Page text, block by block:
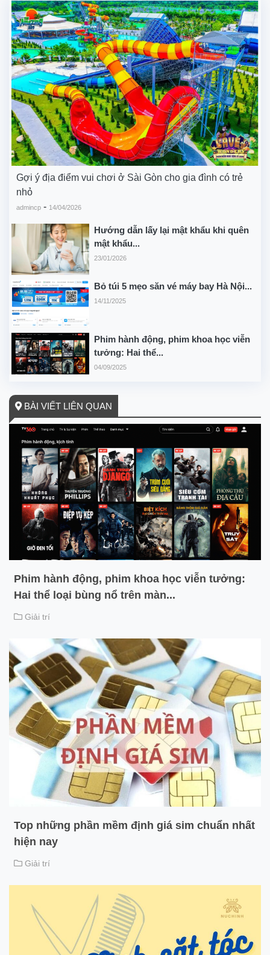
Gợi ý địa điểm vui chơi ở Sài Gòn cho gia đình có trẻ
nhỏ
admincp - 14/04/2026
Hướng dẫn lấy lại mật khẩu khi quên
mật khẩu...
23/01/2026
Bỏ túi 5 mẹo săn vé máy bay Hà Nội...
14/11/2025
Phim hành động, phim khoa học viễn
tưởng: Hai thể...
04/09/2025
BÀI VIẾT LIÊN QUAN
Phim hành động, phim khoa học viễn tưởng:
Hai thể loại bùng nổ trên màn...
Giải trí
Top những phần mềm định giá sim chuẩn nhất
hiện nay
Giải trí